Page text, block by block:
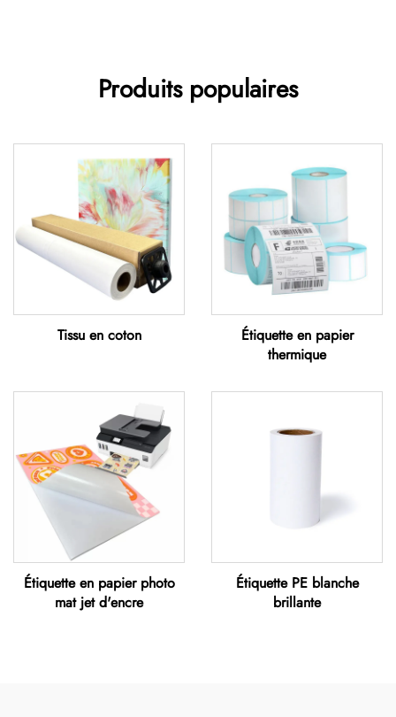
Produits populaires
Tissu en coton
Étiquette en papier
thermique
Étiquette en papier photo
mat jet d'encre
Étiquette PE blanche
brillante